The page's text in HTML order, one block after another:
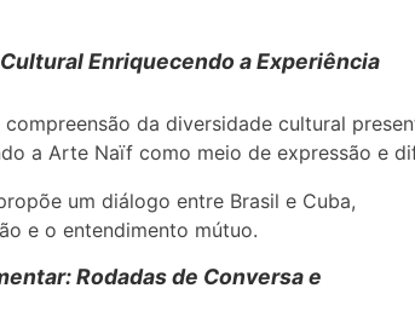
Enriquecendo a Experiência
da diversidade cultural
a Arte Naïf como meio de expressão e
um diálogo entre Brasil e Cuba,
e o entendimento mútuo.
Rodadas de Conversa e